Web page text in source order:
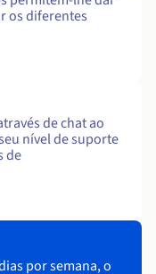
os diferentes
de chat ao
nível de suporte
de
por semana, o